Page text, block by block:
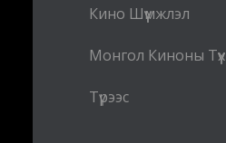
Кино Шүүмжлэл
Монгол Киноны Түүх
Түрээс